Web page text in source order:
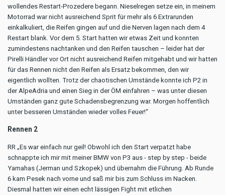
wollendes Restart-Prozedere begann. Nieselregen setze ein, in meinem
Motorrad war nicht ausreichend Sprit für mehr als 6 Extrarunden
einkalkuliert, die Reifen gingen auf und die Nerven lagen nach dem 4
Restart blank. Vor dem 5. Start hatten wir etwas Zeit und konnten
zumindestens nachtanken und den Reifen tauschen – leider hat der
Pirelli Händler vor Ort nicht ausreichend Reifen mitgehabt und wir hatten
für das Rennen nicht den Reifen als Ersatz bekommen, den wir
eigentlich wollten. Trotz der chaotischen Umstände konnte ich P2 in
der AlpeAdria und einen Sieg in der ÖM einfahren – was unter diesen
Umständen ganz gute Schadensbegrenzung war. Morgen hoffentlich
unter besseren Umständen wieder volles Feuer!“
Rennen 2
RR „Es war einfach nur geil! Obwohl ich den Start verpatzt habe
schnappte ich mir mit meiner BMW von P3 aus - step by step - beide
Yamahas (Jerman und Szkopek) und übernahm die Führung. Ab Runde
6 kam Pesek nach vorne und saß mir bis zum Schluss im Nacken.
Diesmal hatten wir einen echt lässigen Fight mit etlichen